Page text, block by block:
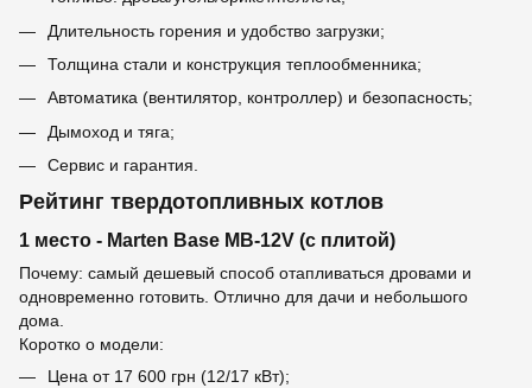
Длительность горения и удобство загрузки;
Толщина стали и конструкция теплообменника;
Автоматика (вентилятор, контроллер) и безопасность;
Дымоход и тяга;
Сервис и гарантия.
Рейтинг твердотопливных котлов
1 место - Marten Base MB-12V (с плитой)
Почему: самый дешевый способ отапливаться дровами и
одновременно готовить. Отлично для дачи и небольшого
дома.
Коротко о модели:
Цена от 17 600 грн (12/17 кВт);